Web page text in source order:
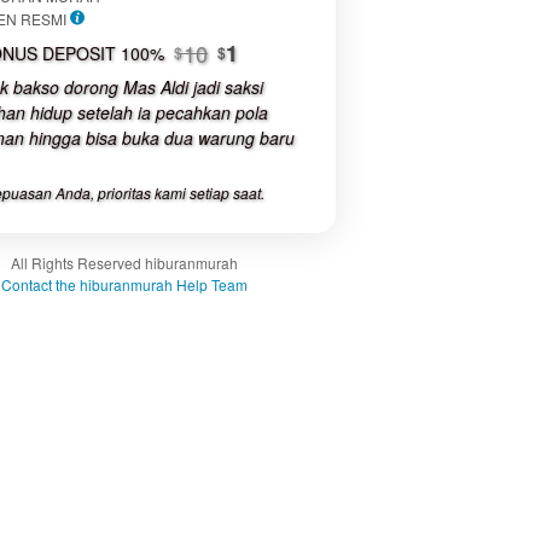
license
RESMI
DEPOSIT 100% $10 $1
bakso dorong Mas Aldi jadi saksi
hidup setelah ia pecahkan pola
hingga bisa buka dua warung baru
Anda, prioritas kami setiap saat.
All Rights Reserved hiburanmurah
Contact the hiburanmurah Help Team